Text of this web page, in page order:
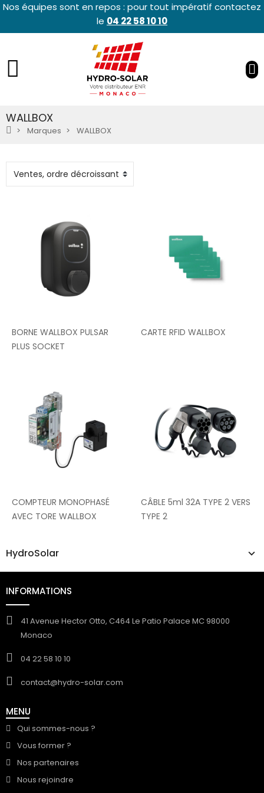
Nos équipes sont en repos : pour tout impératif contactez
le 04 22 58 10 10
WALLBOX
Marques WALLBOX
HydroSolar
BORNE WALLBOX PULSAR
PLUS SOCKET
CARTE RFID WALLBOX
COMPTEUR MONOPHASÉ
AVEC TORE WALLBOX
CÂBLE 5ml 32A TYPE 2 VERS
TYPE 2
INFORMATIONS
41 Avenue Hector Otto, C464 Le Patio Palace MC 98000
Monaco
04 22 58 10 10
contact@hydro-solar.com
MENU
Qui sommes-nous ?
Vous former ?
Nos partenaires
Nous rejoindre